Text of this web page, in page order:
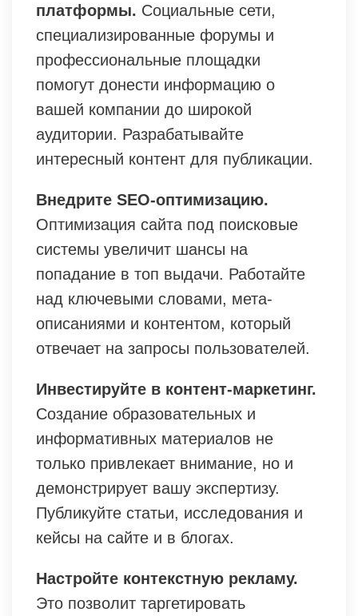
платформы. Социальные сети,
специализированные форумы и
профессиональные площадки
помогут донести информацию о
вашей компании до широкой
аудитории. Разрабатывайте
интересный контент для публикации.
Внедрите SEO-оптимизацию.
Оптимизация сайта под поисковые
системы увеличит шансы на
попадание в топ выдачи. Работайте
над ключевыми словами, мета-
описаниями и контентом, который
отвечает на запросы пользователей.
Инвестируйте в контент-маркетинг.
Создание образовательных и
информативных материалов не
только привлекает внимание, но и
демонстрирует вашу экспертизу.
Публикуйте статьи, исследования и
кейсы на сайте и в блогах.
Настройте контекстную рекламу.
Это позволит таргетировать